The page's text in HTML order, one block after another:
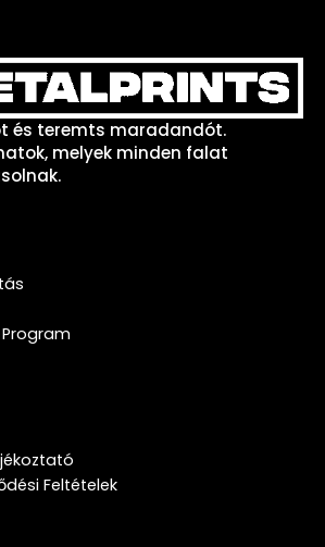
és teremts maradandót.
melyek minden falat
Feltételek